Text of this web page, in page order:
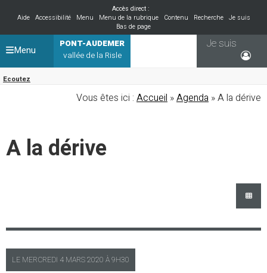
Accès direct :
Aide
Accessibilité Menu Menu de la rubrique Contenu Recherche
Je suis
Bas de page
PONT-AUDEMER
vallée de la Risle
Ecoutez
Je suis
Menu
Vous êtes ici : Accueil »Agenda » A la dérive
A la dérive
LE MERCREDI 4 MARS 2020 À9H30